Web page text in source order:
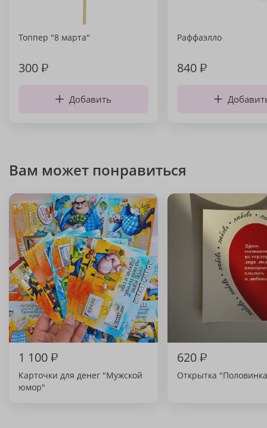
Топпер "8 марта"
300₽
Добавить
Раффаэлло
840₽
Вам может понравиться
1 100₽
Карточки для денег "Мужской
юмор"
620₽
Открытка